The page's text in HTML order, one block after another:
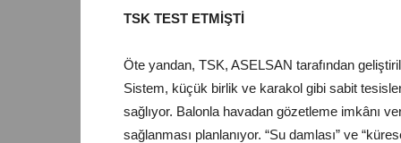
TSK TEST ETMİŞTİ
Öte yandan, TSK, ASELSAN tarafından
Sistem, küçük birlik ve karakol gibi sabit
sağlıyor. Balonla havadan gözetleme imkânı
sağlanması planlanıyor. “Su damlası” ve